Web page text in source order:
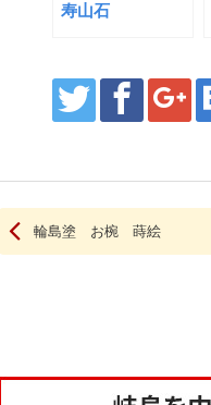
寿山石
輪島塗 お椀 蒔絵